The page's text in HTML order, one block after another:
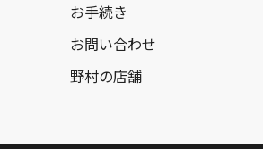
お手続き
お問い合わせ
野村の店舗